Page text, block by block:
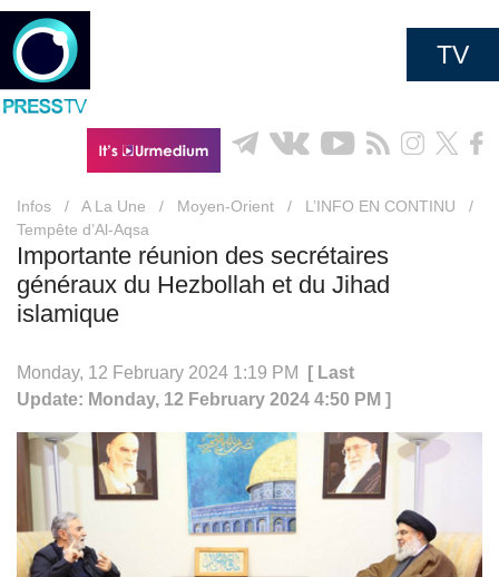
TV
Infos / A La Une / Moyen-Orient / L’INFO EN CONTINU
/
Tempête d’Al-Aqsa
Importante réunion des secrétaires
généraux du Hezbollah et du Jihad
islamique
Monday, 12 February 2024 1:19 PM
[ Last
Update: Monday, 12 February 2024 4:50 PM ]